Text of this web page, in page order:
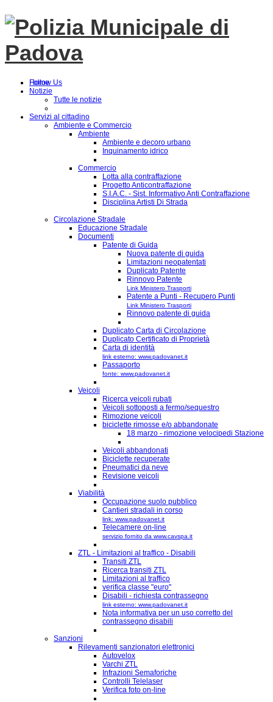
Follow Us
Home
Notizie
Tutte le notizie
Servizi al cittadino
Ambiente e Commercio
Ambiente
Ambiente e decoro urbano
Inquinamento idrico
Commercio
Lotta alla contraffazione
Progetto Anticontraffazione
S.I.A.C. - Sist. Informativo Anti Contraffazione
Disciplina Artisti Di Strada
Circolazione Stradale
Educazione Stradale
Documenti
Patente di Guida
Nuova patente di guida
Limitazioni neopatentati
Duplicato Patente
Rinnovo Patente
Link Ministero Trasporti
Patente a Punti - Recupero Punti
Link Ministero Trasporti
Rinnovo patente di guida
Duplicato Carta di Circolazione
Duplicato Certificato di Proprietà
Carta di identità
link esterno: www.padovanet.it
Passaporto
fonte: www.padovanet.it
Veicoli
Ricerca veicoli rubati
Veicoli sottoposti a fermo/sequestro
Rimozione veicoli
biciclette rimosse e/o abbandonate
18 marzo - rimozione velocipedi Stazione
Veicoli abbandonati
Biciclette recuperate
Pneumatici da neve
Revisione veicoli
Viabilità
Occupazione suolo pubblico
Cantieri stradali in corso
link: www.padovanet.it
Telecamere on-line
servizio fornito da www.cavspa.it
ZTL - Limitazioni al traffico - Disabili
Transiti ZTL
Ricerca transiti ZTL
Limitazioni al traffico
verifica classe "euro"
Disabili - richiesta contrassegno
link esterno: www.padovanet.it
Nota informativa per un uso corretto del
contrassegno disabili
Sanzioni
Rilevamenti sanzionatori elettronici
Autovelox
Varchi ZTL
Infrazioni Semaforiche
Controlli Telelaser
Verifica foto on-line